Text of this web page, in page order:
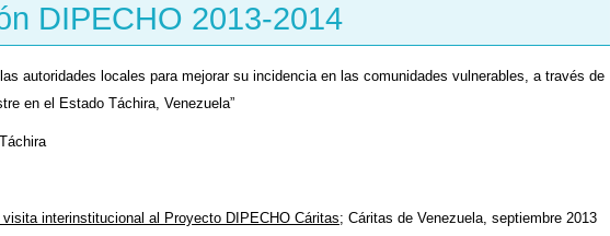
DIPECHO 2013-2014
autoridades locales para mejorar su incidencia en las comunidades vulnerables, a través de
en el Estado Táchira, Venezuela”
interinstitucional al Proyecto DIPECHO Cáritas; Cáritas de Venezuela, septiembre 2013